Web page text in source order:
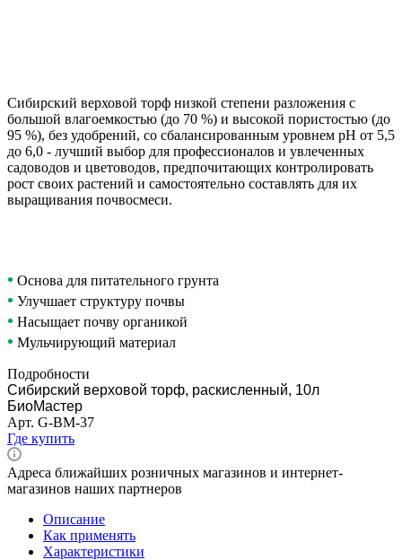
Сибирский верховой торф низкой степени разложения с
большой влагоемкостью (до 70 %) и высокой пористостью (до
95 %), без удобрений, со сбалансированным уровнем pH от 5,5
до 6,0 - лучший выбор для профессионалов и увлеченных
садоводов и цветоводов, предпочитающих контролировать
рост своих растений и самостоятельно составлять для их
выращивания почвосмеси.
• Основа для питательного грунта
• Улучшает структуру почвы
• Насыщает почву органикой
• Мульчирующий материал
Подробности
Сибирский верховой торф, раскисленный, 10л
БиоМастер
Арт. G-BM-37
Где купить
Адреса ближайших розничных магазинов и интернет-
магазинов наших партнеров
Описание
Как применять
Характеристики